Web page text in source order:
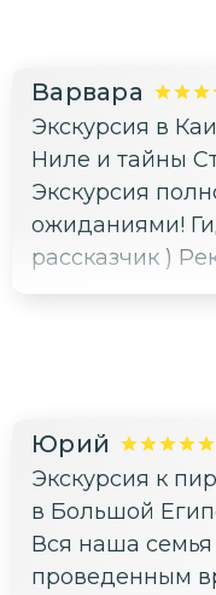
Варвара
Экскурсия в
Ниле и тайны
Экскурсия
ожиданиями!
Юрий
Экскурсия к
в Большой
Вся наша семья
проведенным